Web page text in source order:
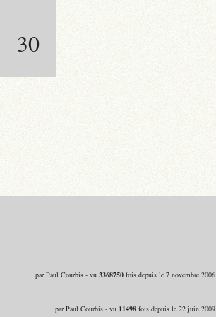
30
par Paul Courbis - vu 3368750fois depuis le 7 novembre 2006
par Paul Courbis - vu 11498fois depuis le 22 juin 2009